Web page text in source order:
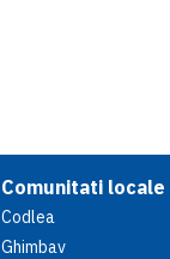
Comunitati locale
Codlea
Ghimbav